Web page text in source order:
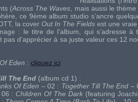
(Across The Waves , mais aussi le
ce 9ème album studio s’ancre
, la cover Out In The Fields est une
: le titre de l’album, qui s’adresse
pas d’apprécier à sa juste valeur ces 12
Eden : cliquez ici
The End (album cd 1) :
Of Eden – 02 : Together Till The End –
: Children Of The Dark(featuring